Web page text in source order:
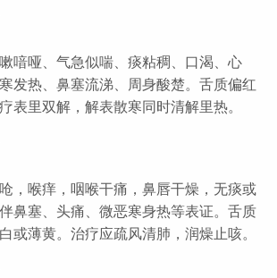
哑、气急似喘、痰粘稠、口渴、心
发热、鼻塞流涕、周身酸楚。舌质偏红
表里双解，解表散寒同时清解里热。
喉痒，咽喉干痛，鼻唇干燥，无痰或
鼻塞、头痛、微恶寒身热等表证。舌质
或薄黄。治疗应疏风清肺，润燥止咳。